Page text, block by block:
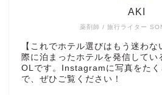
薬剤師 / 旅行ライター
AKI
【これでホテル選びはもう迷わ
際に泊まったホテルを発信してい
OLです。Instagramに写真をたく
で、ぜひご覧ください！